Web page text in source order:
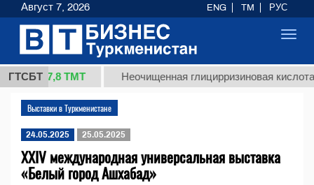
ГТСБТ
(кг.) 37,8 ТМТ Неочищенная глицирризиновая
Выставки в Туркменистане
24.05.2025 25.05.2025
XXIV международная универсальная выставка
«Белый город Ашхабад»
Август 7, 2026 ENG TM РУС